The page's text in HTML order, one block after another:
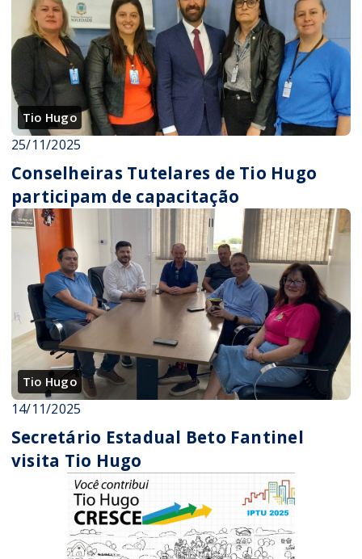
Tio Hugo
25/11/2025
Conselheiras Tutelares de Tio Hugo
participam de capacitação
Tio Hugo
14/11/2025
Secretário Estadual Beto Fantinel
visita Tio Hugo